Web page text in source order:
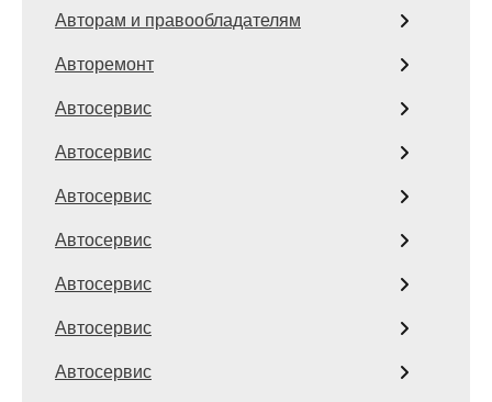
Авторам и правообладателям
Авторемонт
Автосервис
Автосервис
Автосервис
Автосервис
Автосервис
Автосервис
Автосервис